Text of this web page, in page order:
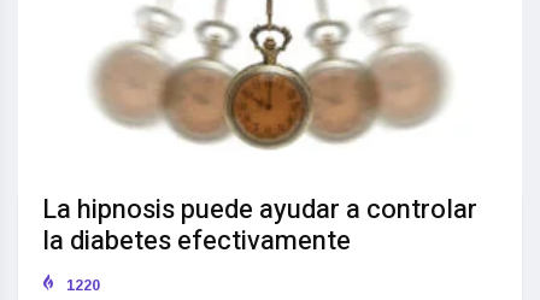
La hipnosis puede ayudar a controlar
la diabetes efectivamente
1220